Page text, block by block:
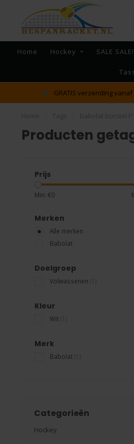
Home Hockey SALE SALE!
GRATIS verzending vanaf
Producten
Prijs
Min: €0
Merken
Alle merken
Babolat
Doelgroep
Volwassenen
Kleur
Wit
Merk
Babolat
Categorieën
Hockey